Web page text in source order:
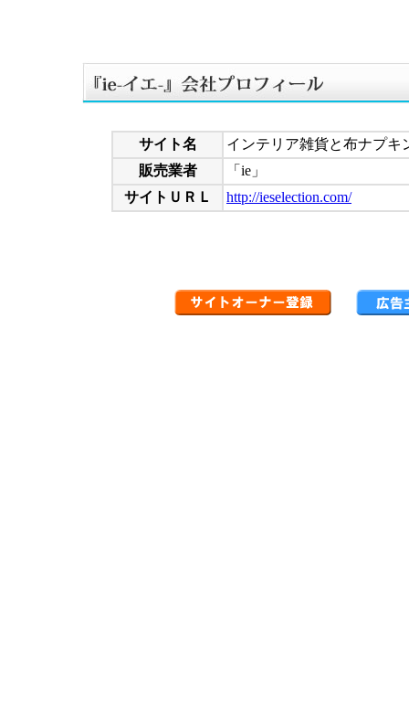
サイト名
インテリア雑貨と布ナプキ
販売業者
「ie」
サイトＵＲＬ
http://ieselection.com/